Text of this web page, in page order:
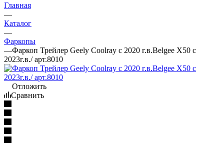
Главная
—
Каталог
—
Фаркопы
—Фаркоп Трейлер Geely Coolray c 2020 г.в.Belgee X50 с
2023г.в./ арт.8010
Отложить
Сравнить